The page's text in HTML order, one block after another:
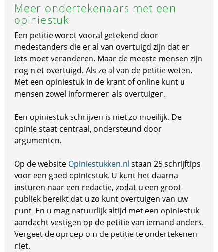
Meer ondertekenaars met een
opiniestuk
Een petitie wordt vooral getekend door
medestanders die er al van overtuigd zijn dat er
iets moet veranderen. Maar de meeste mensen zijn
nog niet overtuigd. Als ze al van de petitie weten.
Met een opiniestuk in de krant of online kunt u
mensen zowel informeren als overtuigen.
Een opiniestuk schrijven is niet zo moeilijk. De
opinie staat centraal, ondersteund door
argumenten.
Op de website Opiniestukken.nl staan 25 schrijftips
voor een goed opiniestuk. U kunt het daarna
insturen naar een redactie, zodat u een groot
publiek bereikt dat u zo kunt overtuigen van uw
punt. En u mag natuurlijk altijd met een opiniestuk
aandacht vestigen op de petitie van iemand anders.
Vergeet de oproep om de petitie te ondertekenen
niet.